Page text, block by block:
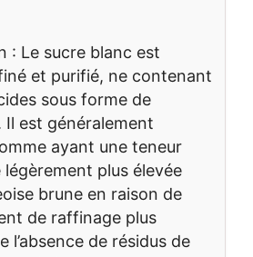
: Le sucre blanc est
et purifié, ne contenant
sous forme de
Il est généralement
ayant une teneur
plus élevée
brune en raison de
de raffinage plus
l’absence de résidus de